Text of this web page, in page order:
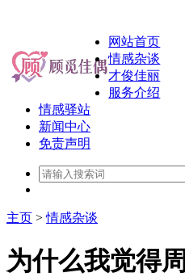
网站首页
情感杂谈
才俊佳丽
服务介绍
情感驿站
新闻中心
免责声明
主页 >情感杂谈
为什么我觉得